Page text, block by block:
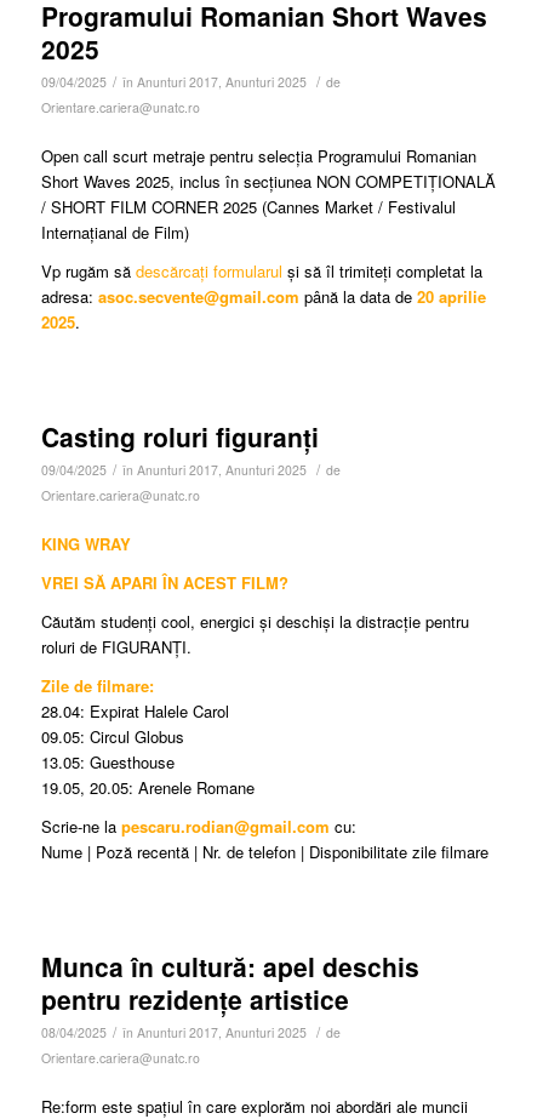
Programului Romanian Short Waves
2025
09/04/2025 / în Anunturi 2017, Anunturi 2025 / de
Orientare.cariera@unatc.ro
Open call scurt metraje pentru selecția Programului Romanian
Short Waves 2025, inclus în secțiunea NON COMPETIȚIONALĂ
/ SHORT FILM CORNER 2025 (Cannes Market / Festivalul
Internațianal de Film)
Vp rugăm să descărcați formularul și să îl trimiteți completat la
adresa: asoc.secvente@gmail.com până la data de20 aprilie
2025.
Casting roluri figuranți
09/04/2025 / în Anunturi 2017, Anunturi 2025 / de
Orientare.cariera@unatc.ro
KING WRAY
VREI SĂ APARI ÎN ACEST FILM?
Căutăm studenți cool, energici și deschiși la distracție pentru
roluri de FIGURANȚI.
Zile de filmare:
28.04: Expirat Halele Carol
09.05: Circul Globus
13.05: Guesthouse
19.05, 20.05: Arenele Romane
Scrie-ne la pescaru.rodian@gmail.com cu:
Nume | Poză recentă | Nr. de telefon | Disponibilitate zile filmare
Munca în cultură: apel deschis
pentru rezidențe artistice
08/04/2025 / în Anunturi 2017, Anunturi 2025 / de
Orientare.cariera@unatc.ro
Re:form este spațiul în care explorăm noi abordări ale muncii